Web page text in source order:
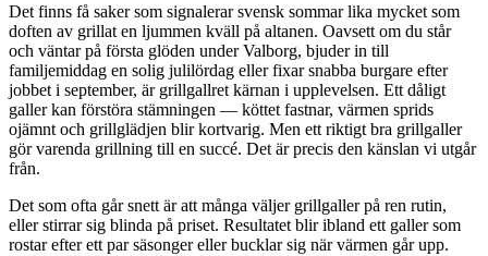
Det finns få saker som signalerar svensk sommar lika mycket som
doften av grillat en ljummen kväll på altanen. Oavsett om du står
och väntar på första glöden under Valborg, bjuder in till
familjemiddag en solig julilördag eller fixar snabba burgare efter
jobbet i september, är grillgallret kärnan i upplevelsen. Ett dåligt
galler kan förstöra stämningen — köttet fastnar, värmen sprids
ojämnt och grillglädjen blir kortvarig. Men ett riktigt bra grillgaller
gör varenda grillning till en succé. Det är precis den känslan vi utgår
från.
Det som ofta går snett är att många väljer grillgaller på ren rutin,
eller stirrar sig blinda på priset. Resultatet blir ibland ett galler som
rostar efter ett par säsonger eller bucklar sig när värmen går upp.